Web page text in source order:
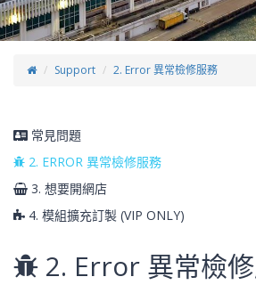
Support 2. Error 異常檢修服務
常見問題
2. ERROR 異常檢修服務
3. 想要開網店
4. 模組擴充訂製 (VIP ONLY)
2. Error 異常檢